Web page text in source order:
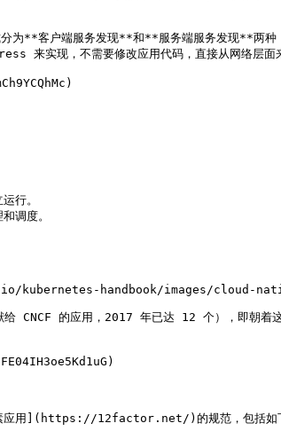
为**客户端服务发现**和**服务端服务发现**
实现，不需要修改应用代码，直接从网络层面来
行。
调度。
kubernetes-handbook/images/cloud-
CNCF 的应用，2017 年已达 12 个），
应用](https://12factor.net/)的规范，包括如